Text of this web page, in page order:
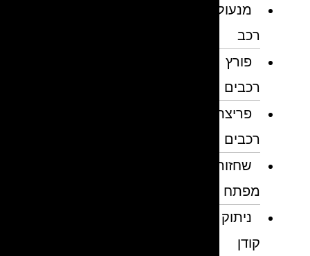
מנעולן
פורץ
רכבים
פריצת
רכבים
שחזור
מפתח
ניתוק